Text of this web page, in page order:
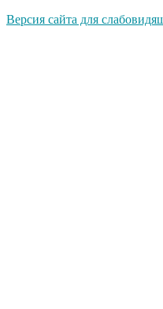
Версия сайта для